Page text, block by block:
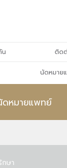
น ติดต่
นัดหมาย
ดหมายแพทย์
กษา